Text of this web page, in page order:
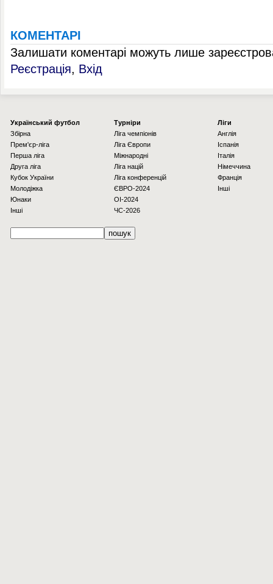
КОМЕНТАРІ
Залишати коментарі можуть лише
Реєстрація, Вхід
Українcький футбол
Збірна
Прем'єр-ліга
Перша ліга
Друга ліга
Кубок України
Молодіжка
Юнаки
Інші
Турніри
Ліга чемпіонів
Ліга Європи
Міжнародні
Ліга націй
Ліга конференцій
ЄВРО-2024
OI-2024
ЧС-2026
Ліги
Англія
Іспанія
Італія
Німеччина
Франція
Інші